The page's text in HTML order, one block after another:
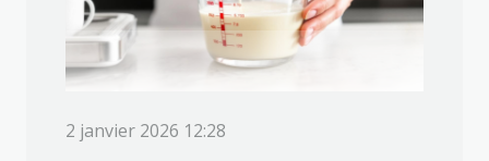
2 janvier 2026 12:28